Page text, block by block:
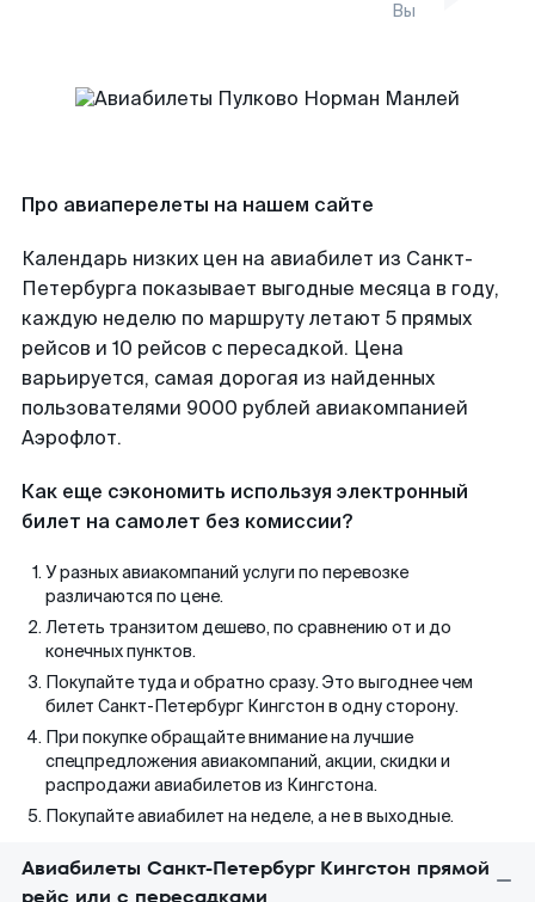
Вы
Про авиаперелеты на нашем сайте
Календарь низких цен на авиабилет из Санкт-
Петербурга показывает выгодные месяца в году,
каждую неделю по маршруту летают 5 прямых
рейсов и 10 рейсов с пересадкой. Цена
варьируется, самая дорогая из найденных
пользователями 9000 рублей авиакомпанией
Аэрофлот.
Как еще сэкономить используя электронный
билет на самолет без комиссии?
У разных авиакомпаний услуги по перевозке
различаются по цене.
Лететь транзитом дешево, по сравнению от и до
конечных пунктов.
Покупайте туда и обратно сразу. Это выгоднее чем
билет Санкт-Петербург Кингстон в одну сторону.
При покупке обращайте внимание на лучшие
спецпредложения авиакомпаний, акции, скидки и
распродажи авиабилетов из Кингстона.
Покупайте авиабилет на неделе, а не в выходные.
Авиабилеты Санкт-Петербург Кингстон прямой